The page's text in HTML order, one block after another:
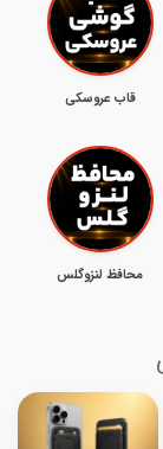
قاب عروسکی
محافظ لنزوگلس